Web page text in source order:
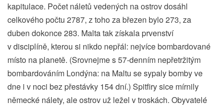
kapitulace. Počet náletů vedených na ostrov dosáhl
celkového počtu 2787, z toho za březen bylo 273, za
duben dokonce 283. Malta tak získala prvenství
v disciplíně, kterou si nikdo nepřál: nejvíce bombardované
místo na planetě. (Srovnejme s 57-denním nepřetržitým
bombardováním Londýna: na Maltu se sypaly bomby ve
dne i v noci bez přestávky 154 dní.) Spitfiry sice mírnily
německé nálety, ale ostrov už ležel v troskách. Obyvatelé